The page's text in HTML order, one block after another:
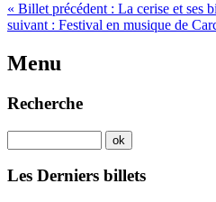
« Billet précédent : La cerise et ses
suivant : Festival en musique de
Menu
Recherche
Les Derniers billets